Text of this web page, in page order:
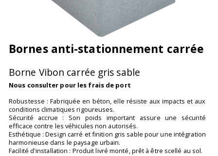
Bornes anti-stationnement carrée
Borne Vibon carrée gris sable
Nous consulter pour les frais de port
Robustesse : Fabriquée en béton, elle résiste aux impacts et aux
conditions climatiques rigoureuses.
Sécurité accrue : Son poids important assure une sécurité
efficace contre les véhicules non autorisés.
Esthétique : Design carré et finition gris sable pour une intégration
harmonieuse dans le paysage urbain.
Facilité d'installation : Produit livré monté, prêt à être scellé au sol.